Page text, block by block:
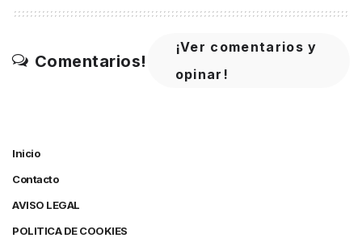
Comentarios!
¡Ver comentarios y
opinar!
Inicio
Contacto
AVISO LEGAL
POLITICA DE COOKIES